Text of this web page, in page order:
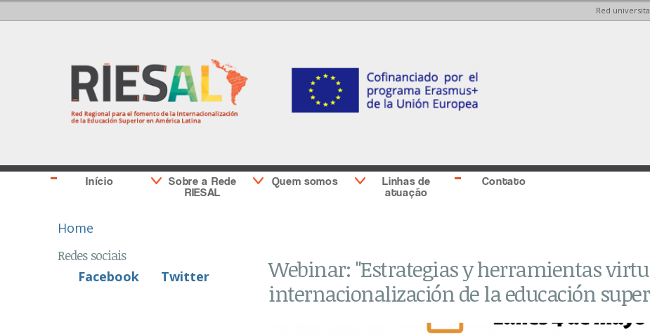
Red
content
Sidebar
second
Início
Sobre a Rede
RIESAL
Quem somos
Linhas de
atuação
Contato
Home
Redes sociais
Facebook
Twitter
Webinar: "Estrategias y herramientas
internacionalización de la educación